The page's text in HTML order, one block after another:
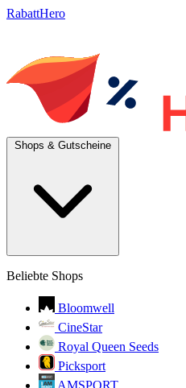
RabattHero
Beliebte Shops
Bloomwell
CineStar
Royal Queen Seeds
Picksport
AMSPORT